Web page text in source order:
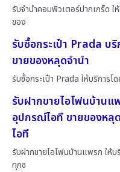
รับจำนำคอมพิวเตอร์ปากเกร็ด ใ
ของ
รับซื้อกระเป๋า Prada บ
ขายของหลุดจำนำ
รับซื้อกระเป๋า Prada ให้บริการ
รับฝากขายไอโฟนบ้านแ
อุปกรณ์ไอที ขายของหลุ
ไอที
รับฝากขายไอโฟนบ้านแพรก ให้
ทุกช